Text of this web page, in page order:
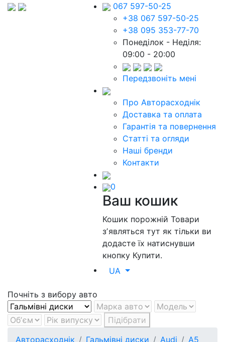
067 597-50-25
+38 067 597-50-25
+38 095 353-77-70
Понеділок - Неділя:
09:00 - 20:00
Передзвоніть мені
Про Авторасходнік
Доставка та оплата
Гарантія та повернення
Статті та огляди
Наші бренди
Контакти
0
Ваш кошик
Кошик порожнійТовари
зʼявляться тут як тільки ви
додасте їх натиснувши
кнопку Купити.
UA
Почніть з вибору авто
Підібрати
Авторасходнік
Гальмівні диски Audi
A5